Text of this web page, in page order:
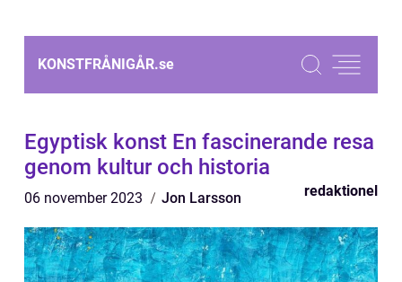
KONSTFRÅNIGÅR.se
Egyptisk konst En fascinerande resa
genom kultur och historia
06 november 2023 Jon Larsson redaktionel